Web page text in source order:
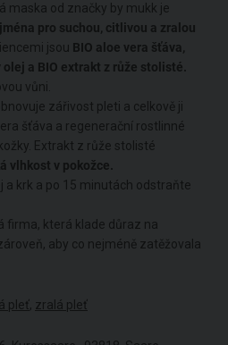
maska od značky by mukk je
pro suchou, citlivou a zralou
jsou BIO aloe vera šťáva,
a BIO extrakt z růže stolisté.
vůni.
zářivost pleti a celkově ji
šťáva a regenerační rostlinné
Extrakt z růže stolisté
vlhkost v pokožce.
a krk a po 15 minutách odstraňte
firma, která klade důraz na
aby co nejméně zatěžovala
pleť, zralá pleť